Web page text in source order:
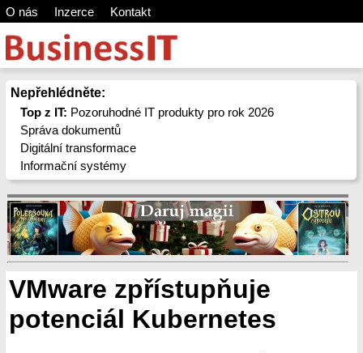
O nás Inzerce Kontakt
Nepřehlédněte:
Top z IT: Pozoruhodné IT produkty pro rok 2026
Správa dokumentů
Digitální transformace
Informační systémy
VMware zpřístupňuje
potenciál Kubernetes